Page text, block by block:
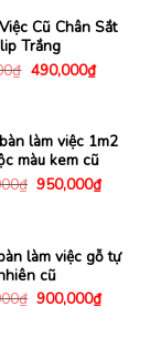
Cũ Chân Sắt
Trắng
₫ Giá
490,000₫Giá
hiện
làm việc 1m2
màu kem cũ
₫ Giá
950,000₫Giá
hiện
làm việc gỗ tự
cũ
₫ Giá
900,000₫Giá
hiện